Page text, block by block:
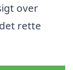
over
rette